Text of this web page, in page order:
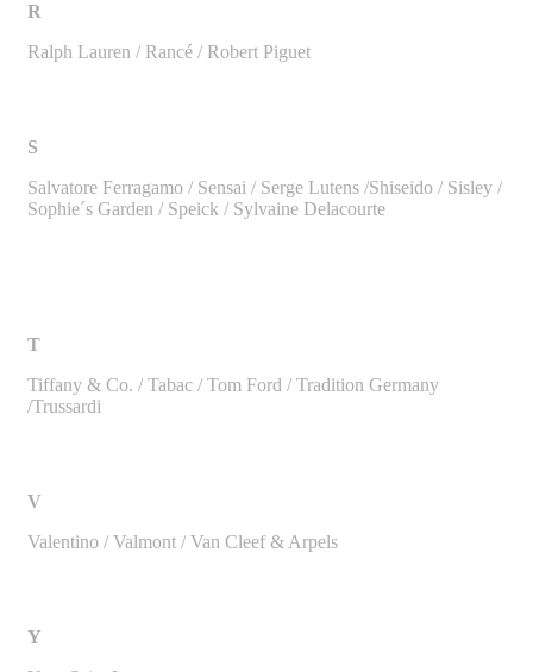
R
Ralph Lauren / Rancé / Robert Piguet
S
Salvatore Ferragamo / Sensai / Serge Lutens /Shiseido / Sisley /
Sophie´s Garden / Speick / Sylvaine Delacourte
T
Tiffany & Co. / Tabac / Tom Ford / Tradition Germany
/Trussardi
V
Valentino / Valmont / Van Cleef & Arpels
Y